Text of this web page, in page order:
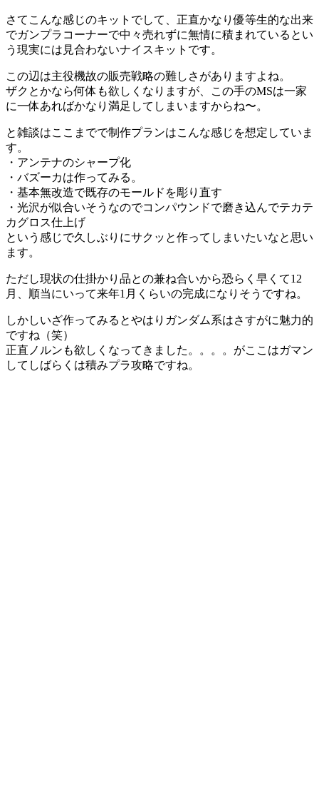
さてこんな感じのキットでして、正直かなり優等生的な出来
でガンプラコーナーで中々売れずに無情に積まれているとい
う現実には見合わないナイスキットです。
この辺は主役機故の販売戦略の難しさがありますよね。
ザクとかなら何体も欲しくなりますが、この手のMSは一家
に一体あればかなり満足してしまいますからね〜。
と雑談はここまでで制作プランはこんな感じを想定していま
す。
・アンテナのシャープ化
・バズーカは作ってみる。
・基本無改造で既存のモールドを彫り直す
・光沢が似合いそうなのでコンパウンドで磨き込んでテカテ
カグロス仕上げ
という感じで久しぶりにサクッと作ってしまいたいなと思い
ます。
ただし現状の仕掛かり品との兼ね合いから恐らく早くて12
月、順当にいって来年1月くらいの完成になりそうですね。
しかしいざ作ってみるとやはりガンダム系はさすがに魅力的
ですね（笑）
正直ノルンも欲しくなってきました。。。。がここはガマン
してしばらくは積みプラ攻略ですね。